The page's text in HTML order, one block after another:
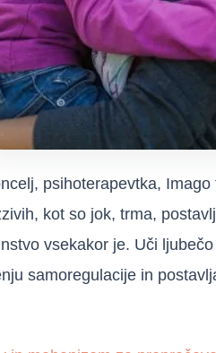
psihoterapevtka,
kot so jok, trma,
vsekakor je. Uči
samoregulacije in